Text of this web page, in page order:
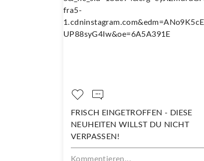
FRISCH EINGETROFFEN - DIESE
NEUHEITEN WILLST DU NICHT
Kommentieren...